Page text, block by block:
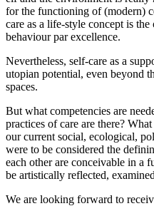
for the func­tio­ning of (modern)
care as a life-style con­cept is
beha­viour par excellence.
Nevertheless, self-care as a
uto­pian poten­ti­al, even bey­ond
spaces.
But what com­pe­ten­ci­es are
prac­ti­ces of care are the­re?
our cur­rent social, eco­lo­gi­cal,
were to be con­side­red the
each other are con­ceiva­ble in a
be artis­ti­cal­ly reflec­ted,
We are loo­king for­ward to